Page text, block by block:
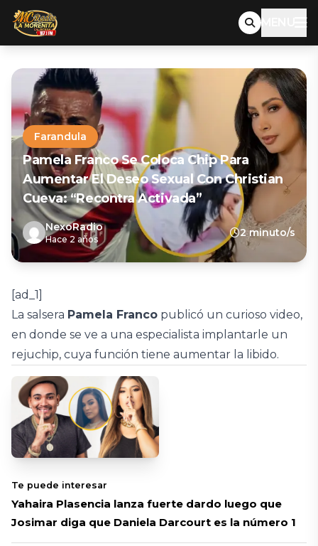
MENU
Farandula
Pamela Franco Se Coloca Chip Para
Aumentar El Deseo Sexual Con Christian
Cueva: “Recontra Activada”
NexoRadio
Hace 2 años
2 minuto/s
[ad_1]
La salsera Pamela Franco publicó un curioso video,
en donde se ve a una especialista implantarle un
rejuchip, cuya función tiene aumentar la libido.
Te puede interesar
Yahaira Plasencia lanza fuerte dardo luego que
Josimar diga que Daniela Darcourt es la número 1